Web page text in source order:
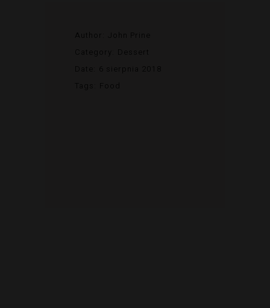
Author:
John Prine
Category:
Dessert
Date:
6 sierpnia 2018
Tags:
Food